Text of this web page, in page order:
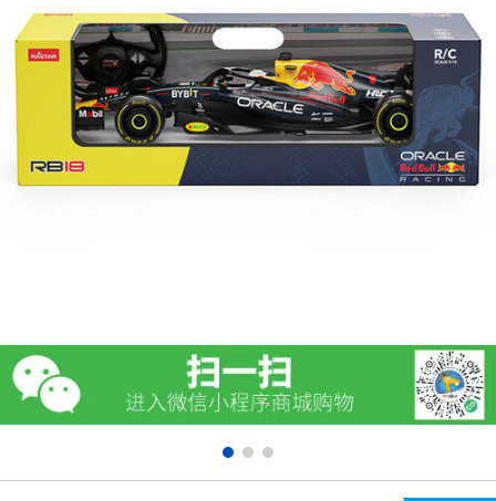
玩具车，货车，火车及遥控系列
手工艺，文具，蜡笔，泥胶，画板
娃娃，芭比，收藏公仔
益智学习玩具
户外及运动产品